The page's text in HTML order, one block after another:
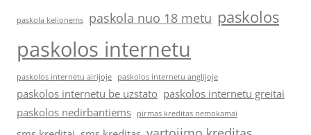
paskola kelionems paskola nuo 18 metu paskolos
paskolos internetu
paskolos internetu airijoje paskolos internetu anglijoje
paskolos internetu be uzstato paskolos internetu greitai
paskolos nedirbantiems
pirmas kreditas nemokamai